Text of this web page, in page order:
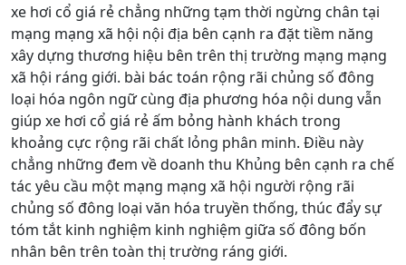
xe hơi cổ giá rẻ chẳng những tạm thời ngừng chân tại
mạng mạng xã hội nội địa bên cạnh ra đặt tiềm năng
xây dựng thương hiệu bên trên thị trường mạng mạng
xã hội ráng giới. bài bác toán rộng rãi chủng số đông
loại hóa ngôn ngữ cùng địa phương hóa nội dung vẫn
giúp xe hơi cổ giá rẻ ấm bỏng hành khách trong
khoảng cực rộng rãi chất lỏng phân minh. Điều này
chẳng những đem về doanh thu Khủng bên cạnh ra chế
tác yêu cầu một mạng mạng xã hội người rộng rãi
chủng số đông loại văn hóa truyền thống, thúc đẩy sự
tóm tắt kinh nghiệm kinh nghiệm giữa số đông bốn
nhân bên trên toàn thị trường ráng giới.